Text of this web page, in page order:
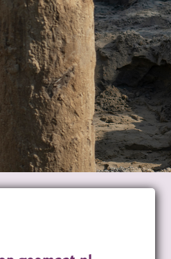
uitkomst voor het
maar ook ter